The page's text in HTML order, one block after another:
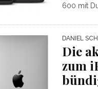
600 mit
DANIEL
Die
zum